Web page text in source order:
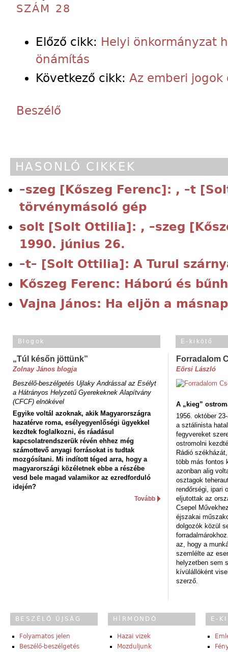
SZÁM 28
Előző cikk: Helyi önkormányzat
önámítás
Következő cikk: Az emberi jogok
Beszélő
HASONLÓ CIKKEK
–szeg [Kőszeg Ferenc]: , –t
törvénymásoló gép
solt [Solt Ottilia]: , –szeg
1990. június 26.
–t– [Solt Ottilia]: A Turul
Kőszeg Ferenc: Háború és
Vajna János: Ha eljön a másnap
Blogok
„Túl későn jöttünk”
Zolnay János blogja
Beszélő-beszélgetés Ujlaky Andrással az Esélyt
a Hátrányos Helyzetű Gyerekeknek Alapítvány
(CFCF) elnökével
Egyike voltál azoknak, akik Magyarországra
hazatérve roma, esélyegyenlőségi ügyekkel
kezdtek foglalkozni, és ráadásul
kapcsolatrendszerük révén ehhez még
számottevő anyagi forrásokat is tudtak
mozgósítani. Mi indított téged arra, hogy a
magyarországi közéletnek ebbe a részébe
vesd bele magad valamikor az ezredforduló
idején?
Tovább
E-kikötő
Forradalom
Eörsi László
A „kieg”
1956. október
a sztálinista
fegyvereket
ostromolni
Rádió
több más fontos
azonban alig
osztagok
rendőrségi, ipari
eljutottak az
Csepel
éjszakai
dolgozók közül
az, hogy a
szemlélte az
helyzetben sem
kívülállóként
szerző.
BESZÉLŐ ÚJSÁG
Folyamatos jelen
Beszélő-beszélgetés
HÍRMONDÓ
Hazai vizek
Mozduljunk
E-